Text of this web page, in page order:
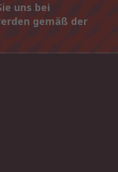
uns bei
gemäß der